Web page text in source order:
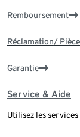
Remboursement
Réclamation/
Garantie
Service & Aide
Utilisez les